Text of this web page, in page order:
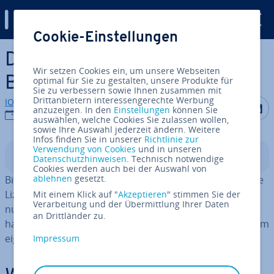
Zum Haupt­in­halt springen
Die wich­tigs­ten Fakten zu
Bild­rech­ten im Netz
IONOS Redaktion
25.11.2025
Auf Auf
In­halts­ver­zeich­nis
Bilder im Netz sind nicht au­to­ma­tisch frei nutzbar. Ohne
Lizenz oder Zu­stim­mung des Urhebers drohen Ab­mah­
nun­gen. Auch eigene Fotos können recht­li­che Grenzen
haben – etwa durch Pan­ora­ma­frei­heit oder das Recht am
eigenen Bild.
Cookie-Einstellungen
Wir setzen Cookies ein, um unsere Webseiten
optimal für Sie zu gestalten, unsere Produkte für
Sie zu verbessern sowie Ihnen zusammen mit
Drittanbietern interessengerechte Werbung
anzuzeigen. In den Einstellungen können Sie
auswählen, welche Cookies Sie zulassen wollen,
sowie Ihre Auswahl jederzeit ändern. Weitere
Infos finden Sie in unserer Richtlinie zur
Verwendung von Cookies und in unseren
Datenschutzhinweisen. Technisch notwendige
Cookies werden auch bei der Auswahl von
ablehnen gesetzt.
Mit einem Klick auf "Akzeptieren" stimmen Sie der
Verarbeitung und der Übermittlung Ihrer Daten
an Drittländer zu.
Impressum